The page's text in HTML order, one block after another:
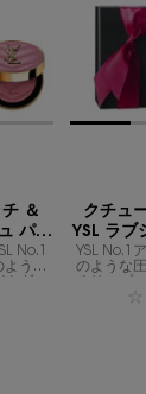
＆
パウ
No.1
ような
。
クチュ
YSL ラブ
レ
YSL No.1
のような